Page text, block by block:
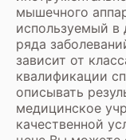
мышечного
используемый в
ряда
зависит от
квалификации
описывать
медицинское
качественной